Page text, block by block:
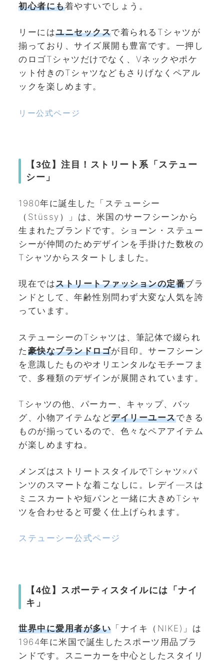
初心者にも着やすいでしょう。
リーにはユニセックスで着られるTシャツが
揃っており、サイズ展開も豊富です。一押し
のロゴTシャツだけでなく、Vネックやポケ
ット付きのTシャツなどもさりげなくペアル
ックを楽しめます。
リー公式ページ
【3位】注目！ストリート系「ステュー
シー」
1980年に誕生した「ステューシー
（Stüssy）」は、米国のサーフシーンから
生まれたブランドです。ショーン・ステュー
シーが仲間のためデザインを手掛けた数枚の
Tシャツからスタートしました。
現在ではストリートファッションの定番ブラ
ンドとして、年齢性別問わず大変な人気を誇
っています。
ステューシーのTシャツは、筆記体で綴られ
た 豪快なブランドロゴが目印。サーフシーン
を意識したものやオリエンタルなモチーフま
で、多種類のデザインが展開されています。
Tシャツの他、パーカー、キャップ、バッ
グ、小物アイテムなどデイリーユースできる
ものが揃っているので、色々なペアアイテム
が楽しめますね。
メンズはストリートスタイルでTシャツ×パ
ンツのスマートな着こなしに。レデイ―スは
ミニスカートや短パンと一緒に大きめTシャ
ツを合わせると可愛く仕上げられます。
ステューシー公式ページ
【4位】スポーティスタイルには「ナイ
キ」
世界中に愛用者が多い 「ナイキ（NIKE)」は
1964年に米国で誕生したスポーツ用品ブラ
ンドです。スニーカーを中心としたスタイリ